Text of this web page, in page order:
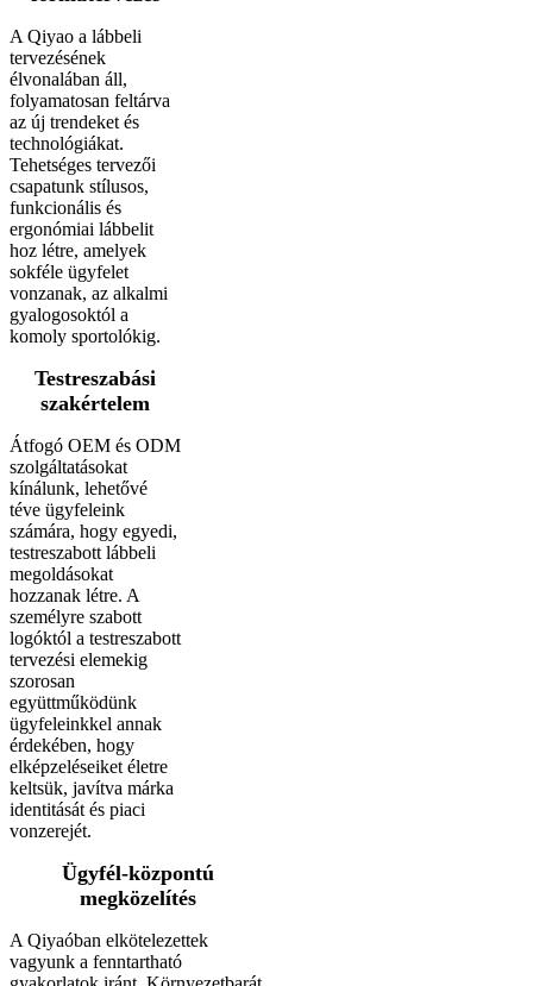
A Qiyao a lábbeli
tervezésének
élvonalában áll,
folyamatosan feltárva
az új trendeket és
technológiákat.
Tehetséges tervezői
csapatunk stílusos,
funkcionális és
ergonómiai lábbelit
hoz létre, amelyek
sokféle ügyfelet
vonzanak, az alkalmi
gyalogosoktól a
komoly sportolókig.
Testreszabási
szakértelem
Átfogó OEM és ODM
szolgáltatásokat
kínálunk, lehetővé
téve ügyfeleink
számára, hogy egyedi,
testreszabott lábbeli
megoldásokat
hozzanak létre. A
személyre szabott
logóktól a testreszabott
tervezési elemekig
szorosan
együttműködünk
ügyfeleinkkel annak
érdekében, hogy
elképzeléseiket életre
keltsük, javítva márka
identitását és piaci
vonzerejét.
Ügyfél-központú
megközelítés
A Qiyaóban elkötelezettek
vagyunk a fenntartható